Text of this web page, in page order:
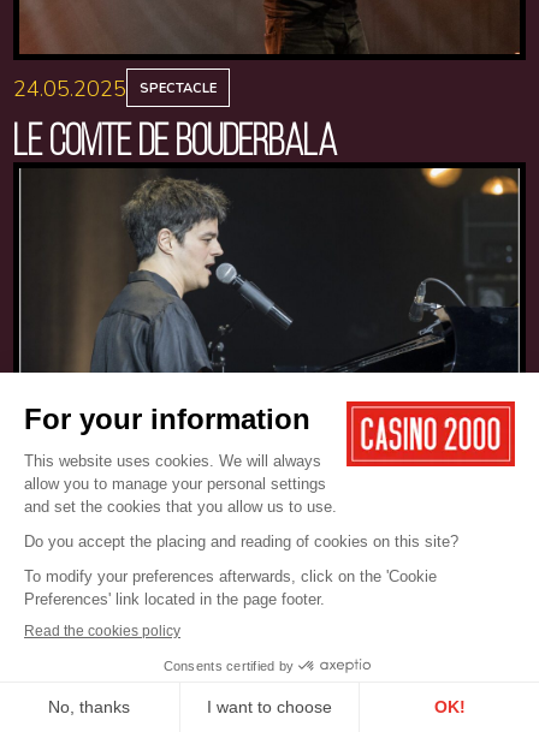
24.05.2025 SPECTACLE
LE COMTE DE BOUDERBALA
JAMIE CULLUM